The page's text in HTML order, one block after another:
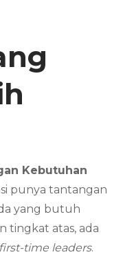
Kebutuhan
punya tantangan
yang butuh
tingkat atas, ada
first-time leaders.